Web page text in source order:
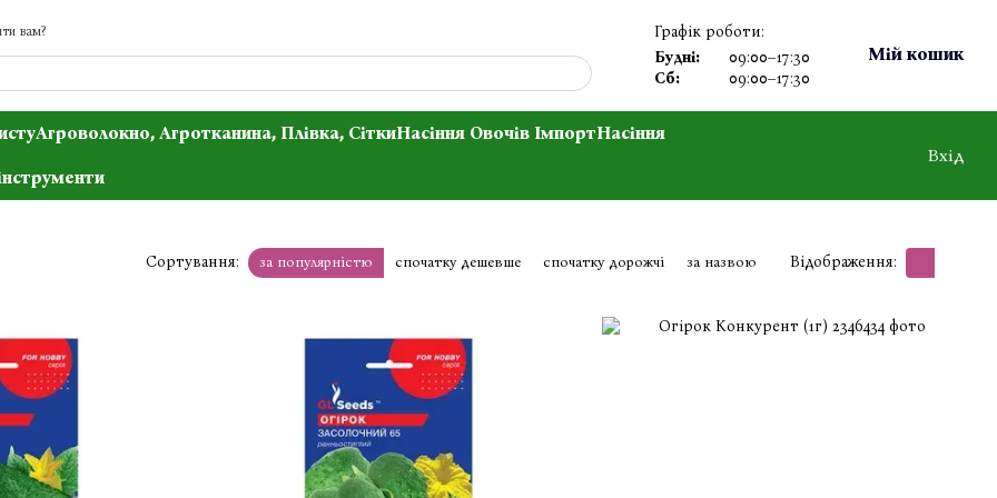
вам?
Графік роботи:
Будні:
09:00–17:30
Сб:
09:00–17:30
Мій кошик
Агроволокно, Агротканина, Плівка, СіткиНасіння Овочів ІмпортНасіння
Вхід
Сортування: за популярністю спочатку дешевше спочатку дорожчі за назвою Відображення: